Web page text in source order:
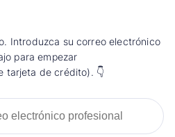
Introduzca su correo electrónico
para empezar
tarjeta de crédito). 👇